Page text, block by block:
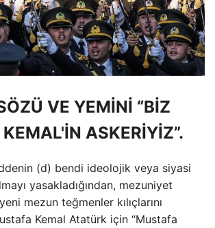
VE YEMİNİ “BİZ
ASKERİYİZ”.
(d) bendi ideolojik veya siyasi
yasakladığından, mezuniyet
mezun teğmenler kılıçlarını
Kemal Atatürk için “Mustafa